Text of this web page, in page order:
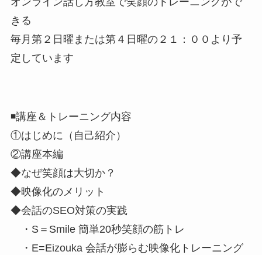
きる
毎月第２日曜または第４日曜の２１：００より予
定しています
◾️講座＆トレーニング内容
①はじめに（自己紹介）
②講座本編
◆なぜ笑顔は大切か？
◆映像化のメリット
◆会話のSEO対策の実践
・S＝Smile 簡単20秒笑顔の筋トレ
・E=Eizouka 会話が膨らむ映像化トレーニング